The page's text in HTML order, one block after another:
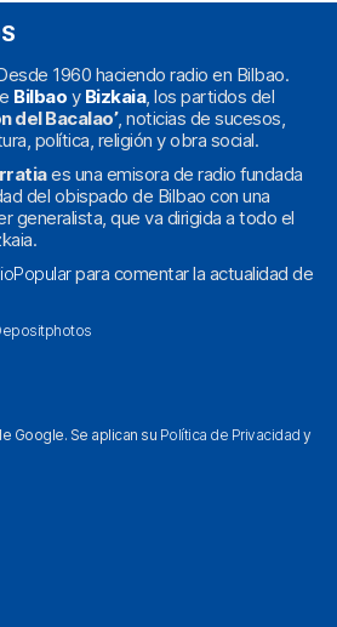
1960 haciendo radio en Bilbao.
Bilbao y Bizkaia, los partidos del
del Bacalao’, noticias de sucesos,
política, religión y obra social.
es una emisora de radio fundada
del obispado de Bilbao con una
generalista, que va dirigida a todo el
para comentar la actualidad de
Google. Se aplican su Política de Privacidad y